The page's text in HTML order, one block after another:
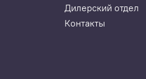
Дилерский отдел
Контакты